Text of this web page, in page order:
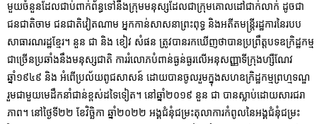
មួយចំនួនដែលជាប់ពាក់ព័ន្ធទៅនឹងក្រុមមនុស្សដែលជាក្រុមគោលដៅជាក់លាក់ ដូចជា
ជនជាតិចាម ជនជាតិវៀតណាម អ្នកកាន់សាសនាព្រះពុទ្ធ និងអតីតមន្ត្រីរដ្ឋការនៃរបប
សាធារណរដ្ឋខ្មែរ។ នួន ជា និង ខៀវ សំផន ត្រូវបានរកឃើញថាបានប្រព្រឹត្តបទឧក្រិដ្ឋកម្ម
ជាច្រើនប្រឆាំងនឹងមនុស្សជាតិ ការរំលោភបំពាន់ធ្ងន់ធ្ងរលើអនុសញ្ញាទីក្រុងហ្សឺណែវ
ឆ្នាំ១៩៤៩ និង អំពើប្រល័យពូជសាសន៍ ដោយបានចូលរួមក្នុងសហឧក្រិដ្ឋកម្មព្រហ្មទណ្ឌ
រួមជាមួយមេដឹកនាំជាន់ខ្ពស់ដទៃទៀត។ នៅឆ្នាំ២០១៩ នួន ជា បានស្លាប់ដោយសារជរា
ភាព។ នៅថ្ងៃទី២២ ខែវិច្ឆិកា ឆ្នាំ២០២២ អង្គជំនុំជម្រះតុលាការកំពូលនៃអង្គជំនុំជម្រះ